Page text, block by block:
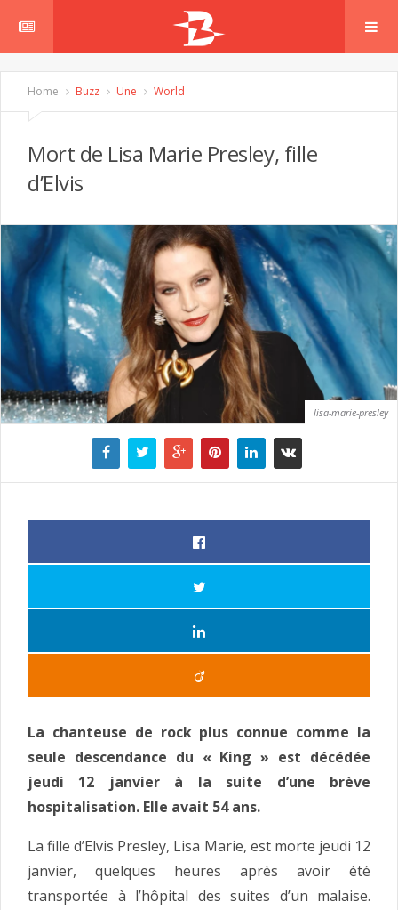
Home Buzz Une World
Mort de Lisa Marie Presley, fille
d’Elvis
lisa-marie-presley
La chanteuse de rock plus connue comme la
seule descendance du « King » est décédée
jeudi 12 janvier à la suite d’une brève
hospitalisation. Elle avait 54 ans.
La fille d’Elvis Presley, Lisa Marie, est morte jeudi 12
janvier, quelques heures après avoir été
transportée à l’hôpital des suites d’un malaise.